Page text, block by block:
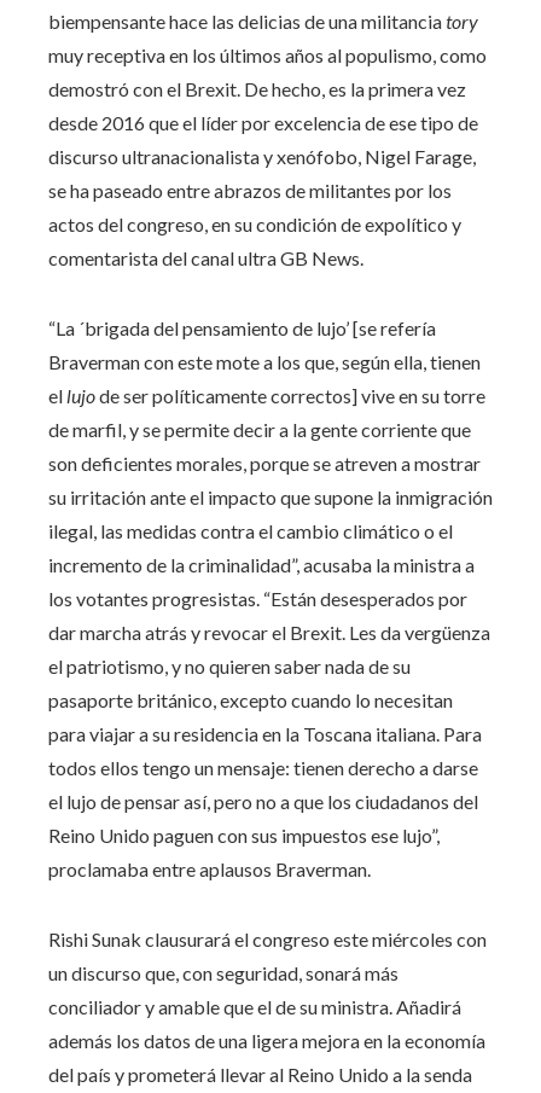
biempensante hace las delicias de una militanciatory
muy receptiva en los últimos años al populismo, como
demostró con el Brexit. De hecho, es la primera vez
desde 2016 que el líder por excelencia de ese tipo de
discurso ultranacionalista y xenófobo, Nigel Farage,
se ha paseado entre abrazos de militantes por los
actos del congreso, en su condición de expolítico y
comentarista del canal ultraGB News.
“La ´brigada del pensamiento de lujo’ [se refería
Braverman con este mote a los que, según ella, tienen
el lujode ser políticamente correctos] vive en su torre
de marfil, y se permite decir a la gente corriente que
son deficientes morales, porque se atreven a mostrar
su irritación ante el impacto que supone la inmigración
ilegal, las medidas contra el cambio climático o el
incremento de la criminalidad”, acusaba la ministra a
los votantes progresistas. “Están desesperados por
dar marcha atrás y revocar el Brexit. Les da vergüenza
el patriotismo, y no quieren saber nada de su
pasaporte británico, excepto cuando lo necesitan
para viajar a su residencia en la Toscana italiana. Para
todos ellos tengo un mensaje: tienen derecho a darse
el lujo de pensar así, pero no a que los ciudadanos del
Reino Unido paguen con sus impuestos ese lujo”,
proclamaba entre aplausos Braverman.
Rishi Sunak clausurará el congreso este miércoles con
un discurso que, con seguridad, sonará más
conciliador y amable que el de su ministra. Añadirá
además los datos de una ligera mejora en la economía
del país y prometerá llevar al Reino Unido a la senda